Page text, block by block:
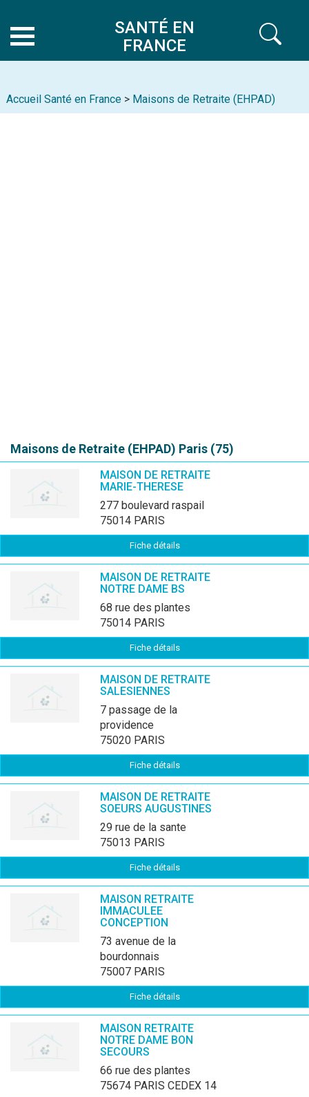
SANTÉ EN
FRANCE
Accueil Santé en France > Maisons de Retraite (EHPAD)
Maisons de Retraite (EHPAD) Paris (75)
MAISON DE RETRAITE
MARIE-THERESE
277 boulevard raspail
75014 PARIS
Fiche détails
MAISON DE RETRAITE
NOTRE DAME BS
68 rue des plantes
75014 PARIS
Fiche détails
MAISON DE RETRAITE
SALESIENNES
7 passage de la
providence
75020 PARIS
Fiche détails
MAISON DE RETRAITE
SOEURS AUGUSTINES
29 rue de la sante
75013 PARIS
Fiche détails
MAISON RETRAITE
IMMACULEE
CONCEPTION
73 avenue de la
bourdonnais
75007 PARIS
Fiche détails
MAISON RETRAITE
NOTRE DAME BON
SECOURS
66 rue des plantes
75674 PARIS CEDEX 14